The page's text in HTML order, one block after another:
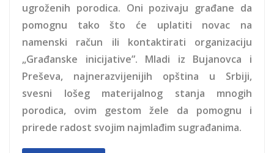
ugroženih porodica. Oni pozivaju građane da
pomognu tako što će uplatiti novac na
namenski račun ili kontaktirati organizaciju
„Građanske inicijative”. Mladi iz Bujanovca i
Preševa, najnerazvijenijih opština u Srbiji,
svesni lošeg materijalnog stanja mnogih
porodica, ovim gestom žele da pomognu i
prirede radost svojim najmlađim sugrađanima.